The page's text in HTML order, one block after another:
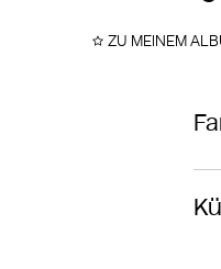
ZU MEINEM